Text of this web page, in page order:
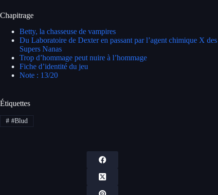
Chapitrage
Betty, la chasseuse de vampires
Du Laboratoire de Dexter en passant par l’agent chimique X des
Supers Nanas
Trop d’hommage peut nuire à l’hommage
Fiche d’identité du jeu
Note : 13/20
Étiquettes
##Blud